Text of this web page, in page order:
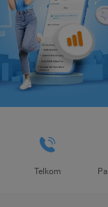
Telkom